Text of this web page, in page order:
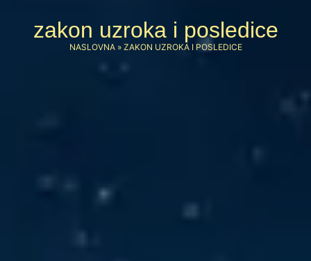
zakon uzroka i posledice
NASLOVNA» ZAKON UZROKA I POSLEDICE